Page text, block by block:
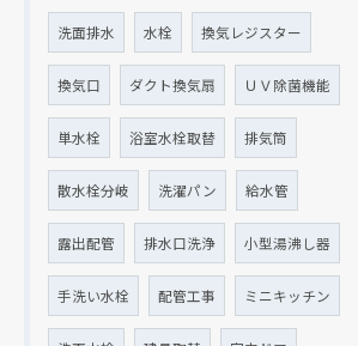
洗面排水 水栓 換気レジスター
換気口 ダクト換気扇 ＵＶ除菌機能
単水栓 浴室水栓取替 排気筒
散水栓分岐 洗濯パン 給水管
露出配管 排水口洗浄 小型湯沸し器
手洗い水栓 配管工事 ミニキッチン